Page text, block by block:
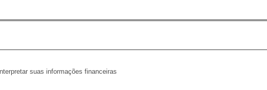
suas informações financeiras